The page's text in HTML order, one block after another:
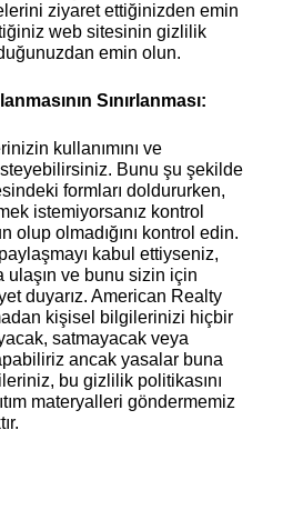
ziyaret ettiğinizden emin
web sitesinin gizlilik
emin olun.
Sınırlanması:
kullanımını ve
isteyebilirsiniz. Bunu şu şekilde
formları doldururken,
istemiyorsanız kontrol
olmadığını kontrol edin.
kabul ettiyseniz,
ulaşın ve bunu sizin için
duyarız. American Realty
kişisel bilgilerinizi hiçbir
satmayacak veya
ancak yasalar buna
bu gizlilik politikasını
materyalleri göndermemiz